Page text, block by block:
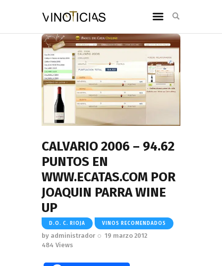
CALVARIO 2006 – 94.62
PUNTOS EN
WWW.ECATAS.COM POR
JOAQUIN PARRA WINE
UP
D.O. C. RIOJA VINOS RECOMENDADOS
by administrador
19 marzo 2012
484 Views